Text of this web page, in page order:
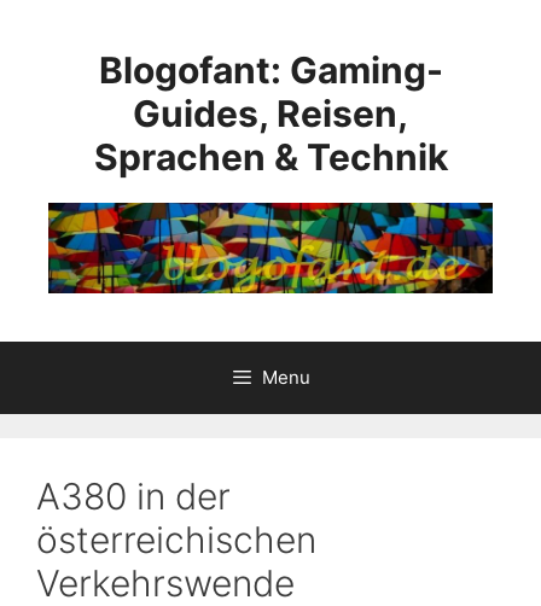
Blogofant: Gaming-
Guides, Reisen,
Sprachen & Technik
Menu
A380 in der
österreichischen
Verkehrswende